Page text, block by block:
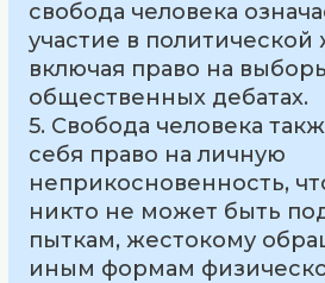
свобода человека
участие в
включая право на
общественных дебатах.
5. Свобода человека
себя право на личную
неприкосновенность,
никто не может быть
пыткам, жестокому
иным формам